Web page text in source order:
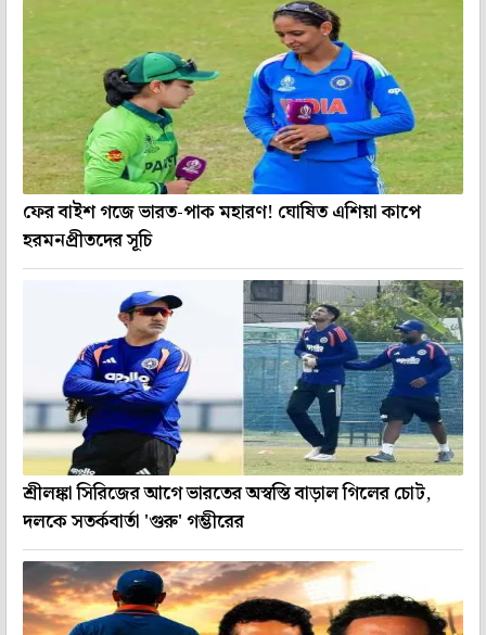
ফের বাইশ গজে ভারত-পাক মহারণ! ঘোষিত এশিয়া কাপে
হরমনপ্রীতদের সূচি
শ্রীলঙ্কা সিরিজের আগে ভারতের অস্বস্তি বাড়াল গিলের চোট,
দলকে সতর্কবার্তা 'গুরু' গম্ভীরের